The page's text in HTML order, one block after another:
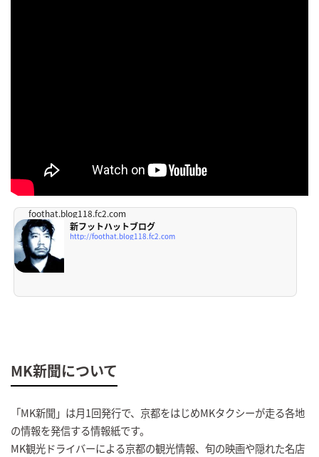
foothat.blog118.fc2.com
新フットハットブログ
http://foothat.blog118.fc2.com
MK新聞について
「MK新聞」は月1回発行で、京都をはじめMKタクシーが走る各地
の情報を発信する情報紙です。
MK観光ドライバーによる京都の観光情報、旬の映画や隠れた名店